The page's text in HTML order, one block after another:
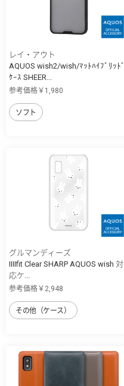
レイ・アウト
AQUOS wish2/wish/ﾏｯﾄﾊｲﾌﾞﾘｯﾄﾞ
ｹｰｽ SHEER...
参考価格￥1,980
ソフト
グルマンディーズ
IIIIfit Clear SHARP AQUOS wish 対
応ケ...
参考価格￥2,948
その他（ケース）